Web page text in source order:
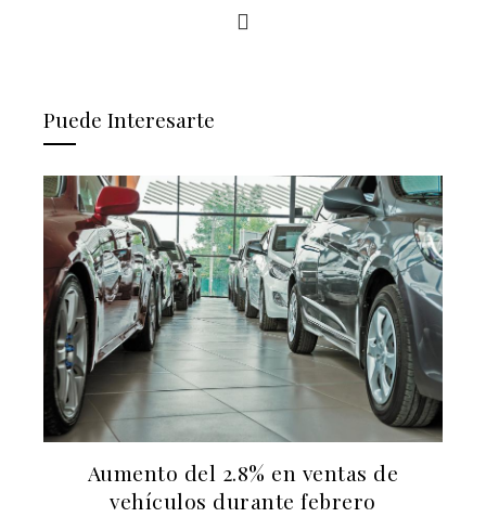
Puede Interesarte
Aumento del 2.8% en ventas de
vehículos durante febrero